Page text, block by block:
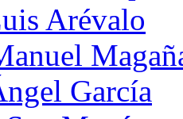
Arévalo
García